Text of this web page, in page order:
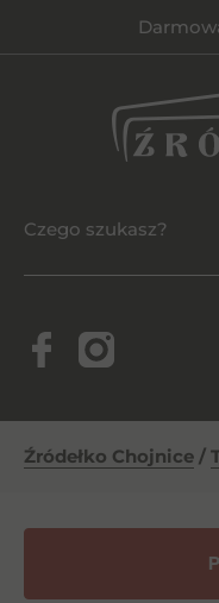
Źródełko Chojnice /